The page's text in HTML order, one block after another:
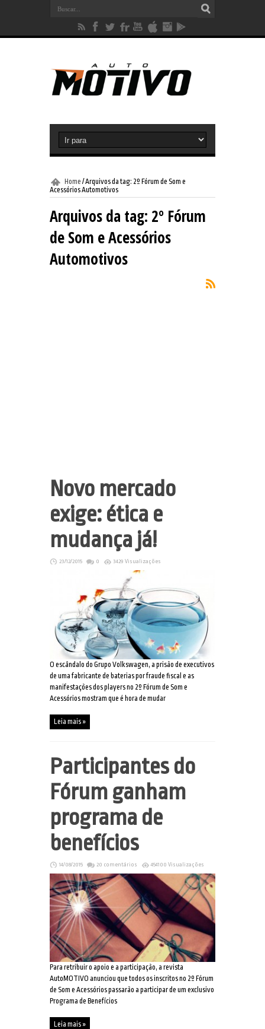
Home /Arquivos da tag: 2º Fórum de Som e
Acessórios Automotivos
Arquivos da tag: 2º Fórum
de Som e Acessórios
Automotivos
Novo mercado
exige: ética e
mudança já!
23/12/2015 0 3429 Visualizações
O escândalo do Grupo Volkswagen, a prisão de executivos
de uma fabricante de baterias por fraude fiscal e as
manifestações dos players no 2º Fórum de Som e
Acessórios mostram que é hora de mudar
Leia mais »
Participantes do
Fórum ganham
programa de
benefícios
14/08/2015 20 comentários 454100 Visualizações
Para retribuir o apoio e a participação, a revista
AutoMOTIVO anunciou que todos os inscritos no 2º Fórum
de Som e Acessórios passarão a participar de um exclusivo
Programa de Benefícios
Leia mais »